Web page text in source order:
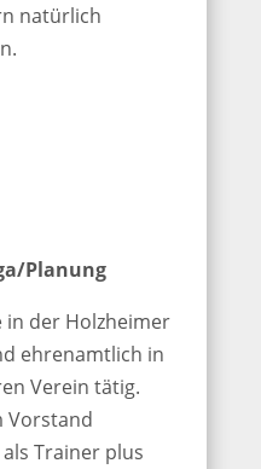
natürlich
Planung
in der Holzheimer
ehrenamtlich in
Verein tätig.
Vorstand
Trainer plus